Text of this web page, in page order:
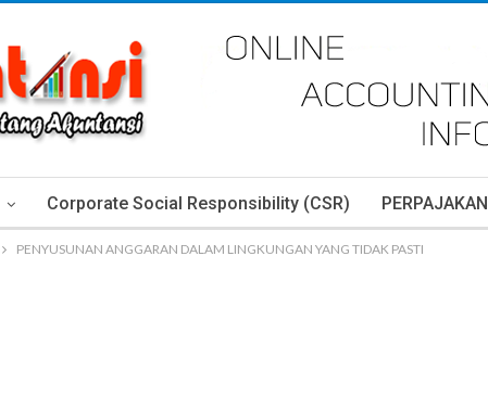
Corporate Social Responsibility (CSR) PERPAJAKAN
PENYUSUNAN ANGGARAN DALAM LINGKUNGAN YANG TIDAK PASTI